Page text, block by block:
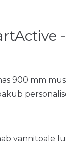
900 mm
vannitoale